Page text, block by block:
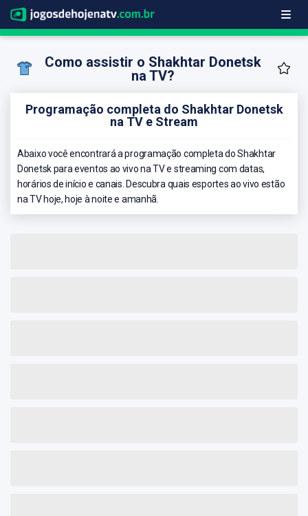
Como assistir o Shakhtar Donetsk
na TV?
Programação completa do Shakhtar Donetsk
na TV e Stream
Abaixo você encontrará a programação completa do Shakhtar
Donetsk para eventos ao vivo na TV e streaming com datas,
horários de início e canais. Descubra quais esportes ao vivo estão
na TV hoje, hoje à noite e amanhã.